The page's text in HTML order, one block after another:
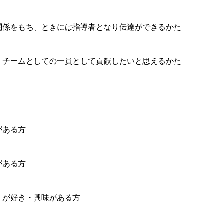
をもち、ときには指導者となり伝達ができるかた
ームとしての一員として貢献したいと思えるかた
ある方
ある方
好き・興味がある方